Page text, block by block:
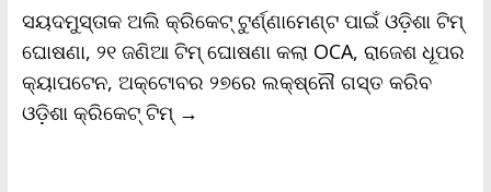
ସୟଦମୁସ୍ତାକ ଅଲି କ୍ରିକେଟ୍‌ ଟୁର୍ଣ୍ଣାମେଣ୍ଟ ପାଇଁ ଓଡ଼ିଶା ଟିମ୍
ଘୋଷଣା, ୨୧ ଜଣିଆ ଟିମ୍ ଘୋଷଣା କଲା OCA, ରାଜେଶ ଧୂପର
କ୍ୟାପଟେନ, ଅକ୍ଟୋବର ୨୭ରେ ଲକ୍ଷ୍ନୌ ଗସ୍ତ କରିବ
ଓଡ଼ିଶା କ୍ରିକେଟ୍‌ ଟିମ୍ →